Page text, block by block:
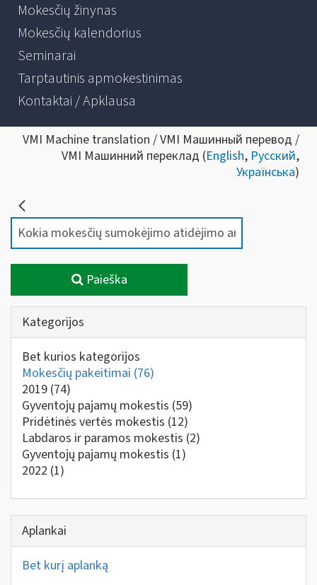
Mokesčių žinynas
Mokesčių kalendorius
Seminarai
Tarptautinis apmokestinimas
Kontaktai / Apklausa
VMI Machine translation / VMI Машинный перевод /
VMI Машинний переклад (English, Русский,
Українська)
Paieška
Kategorijos
Bet kurios kategorijos
Mokesčių pakeitimai (76)
2019 (74)
Gyventojų pajamų mokestis (59)
Pridėtinės vertės mokestis (12)
Labdaros ir paramos mokestis (2)
Gyventojų pajamų mokestis (1)
2022 (1)
Aplankai
Bet kurį aplanką